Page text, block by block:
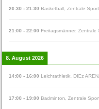
20:30 -21:30 Basketball ,Zentrale
21:00 -22:00 Freitagsmänner,Zentrale
8. August 2026
14:00 -16:00 Leichtathletik DIEz
17:00 -19:00 Badminton ,Zentrale